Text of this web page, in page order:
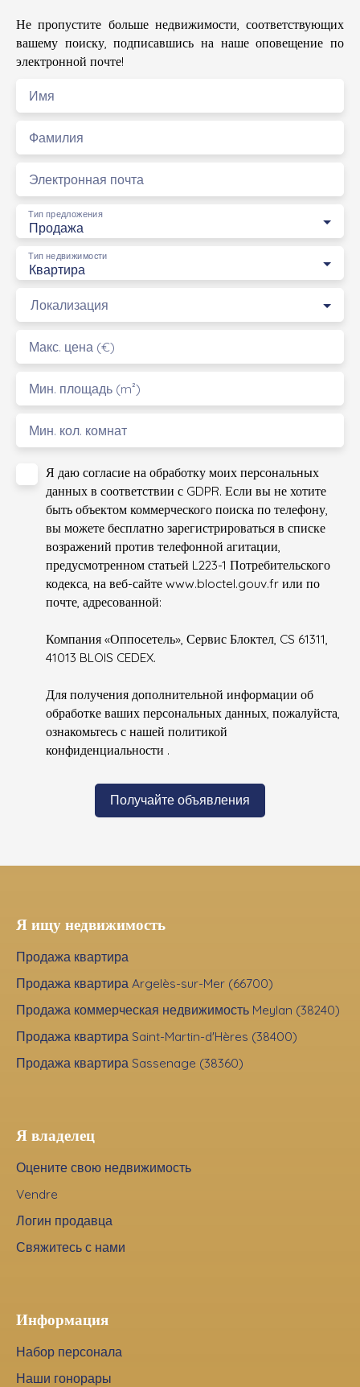
Не пропустите больше недвижимости, соответствующих
вашему поиску, подписавшись на наше оповещение по
электронной почте!
Имя
Фамилия
Электронная почта
Продажа
Тип предложения
Квартира
Тип недвижимости
Локализация
Макс. цена (€)
Мин. площадь (m²)
Мин. кол. комнат
Я даю согласие на обработку моих персональных
данных в соответствии с GDPR. Если вы не хотите
быть объектом коммерческого поиска по телефону,
вы можете бесплатно зарегистрироваться в списке
возражений против телефонной агитации,
предусмотренном статьей L223-1 Потребительского
кодекса, на веб-сайте www.bloctel.gouv.fr или по
почте, адресованной:
Компания «Оппосетель», Сервис Блоктел, CS 61311,
41013 BLOIS CEDEX.
Для получения дополнительной информации об
обработке ваших персональных данных, пожалуйста,
ознакомьтесь с нашей политикой
конфиденциальности .
Получайте объявления
Я ищу недвижимость
Продажа квартира
Продажа квартира Argelès-sur-Mer (66700)
Продажа коммерческая недвижимость Meylan (38240)
Продажа квартира Saint-Martin-d'Hères (38400)
Продажа квартира Sassenage (38360)
Я владелец
Оцените свою недвижимость
Vendre
Логин продавца
Свяжитесь с нами
Информация
Набор персонала
Наши гонорары